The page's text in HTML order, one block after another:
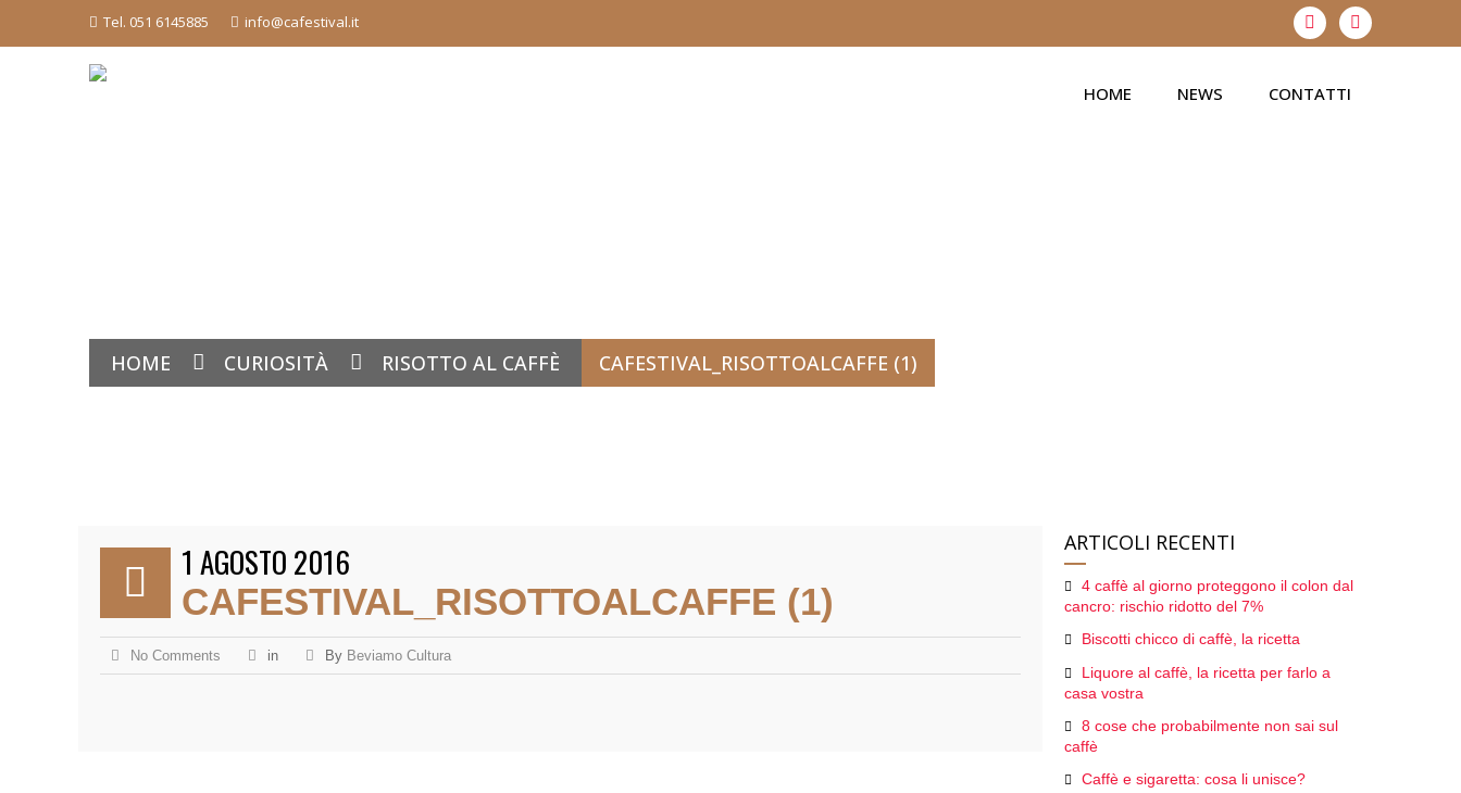
Tel. 051 6145885 info@cafestival.it
HOME NEWS CONTATTI
HOME CURIOSITÀ RISOTTO AL CAFFÈ CAFESTIVAL_RISOTTOALCAFFE (1)
1 AGOSTO 2016
CAFESTIVAL_RISOTTOALCAFFE (1)
No Comments in By Beviamo Cultura
ARTICOLI RECENTI
4 caffè al giorno proteggono il colon dal
cancro: rischio ridotto del 7%
Biscotti chicco di caffè, la ricetta
Liquore al caffè, la ricetta per farlo a
casa vostra
8 cose che probabilmente non sai sul
caffè
Caffè e sigaretta: cosa li unisce?